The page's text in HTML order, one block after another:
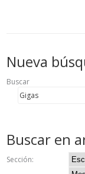
Nueva
Buscar
Buscar en
Sección: